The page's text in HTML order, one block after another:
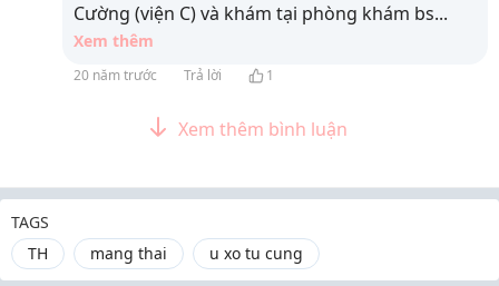
Cường (viện C) và khám tại phòng khám bs...
Xem thêm
20 năm trước Trả lời 1
Xem thêm bình luận
TAGS
TH
mang thai u xo tu cung